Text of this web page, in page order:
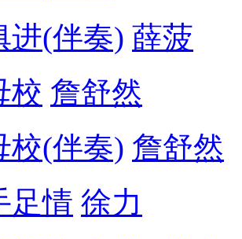
进(伴奏) 薛菠
校 詹舒然
校(伴奏) 詹舒然
足情 徐力